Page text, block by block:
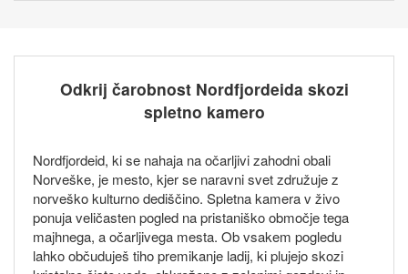
Odkrij čarobnost Nordfjordeida skozi
spletno kamero
Nordfjordeid, ki se nahaja na očarljivi zahodni obali
Norveške, je mesto, kjer se naravni svet združuje z
norveško kulturno dediščino. Spletna kamera v živo
ponuja veličasten pogled na pristaniško območje tega
majhnega, a očarljivega mesta. Ob vsakem pogledu
lahko občuduješ tiho premikanje ladij, ki plujejo skozi